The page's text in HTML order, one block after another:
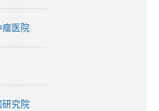
瘤医院
研究院